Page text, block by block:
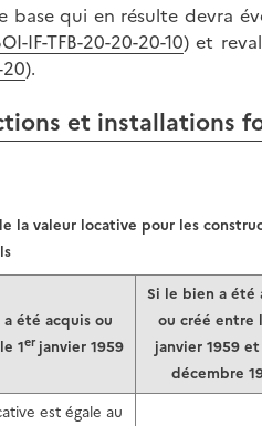
base qui en résulte devra
IF-TFB-20-20-20-10) et
).
et installations
la valeur locative pour les
été acquis ou
1er janvier 1959
Si le bien a été
ou créé entre
janvier 1959
décembre
est égale au